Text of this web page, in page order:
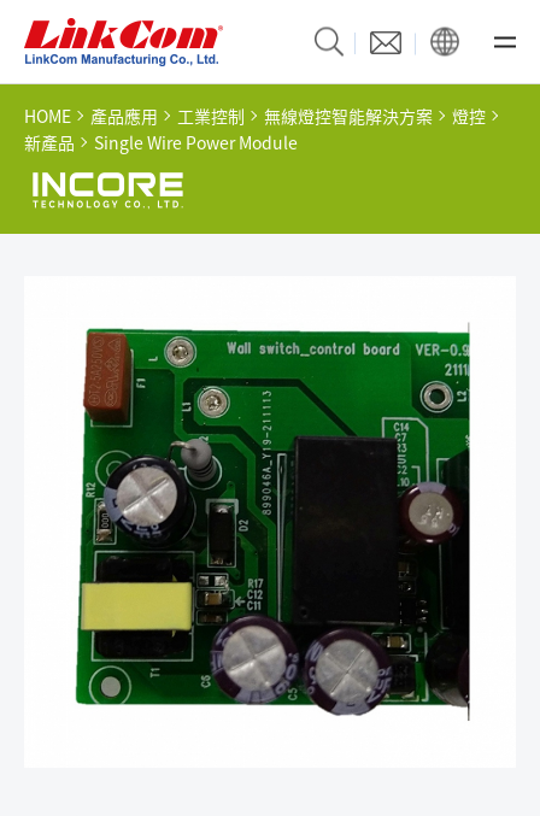
HOME 產品應用 工業控制 無線燈控智能解決方案
燈控
新產品
Single Wire Power Module